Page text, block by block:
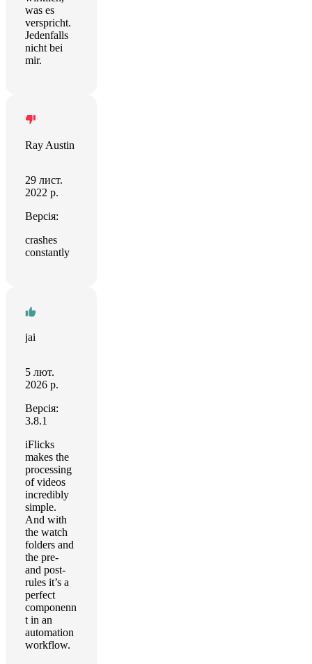
was es
verspricht.
Jedenfalls
nicht bei
mir.
Ray Austin
29 лист.
2022 р.
Версія:
crashes
constantly
jai
5 лют.
2026 р.
Версія:
3.8.1
iFlicks
makes the
processing
of videos
incredibly
simple.
And with
the watch
folders and
the pre-
and post-
rules it’s a
perfect
componenn
t in an
automation
workflow.